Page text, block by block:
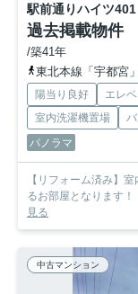
駅前通りハイツ401
過去掲載物件
/築41年
東北本線「宇都宮
陽当り良好 エレ
室内洗濯機置場
パノラマ
【リフォーム済み】
るお部屋となります！
見る
中古マンション